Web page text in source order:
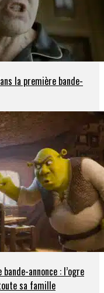
la première bande-
annonce : l’ogre
sa famille